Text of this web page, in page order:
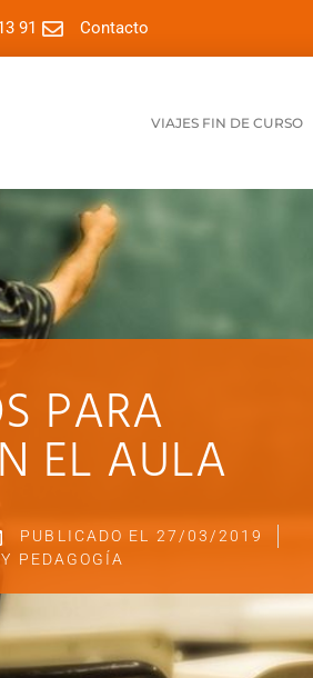
91 Contacto
VIAJES FIN DE CURSO
PARA
EL AULA
PUBLICADO EL 27/03/2019
PEDAGOGÍA